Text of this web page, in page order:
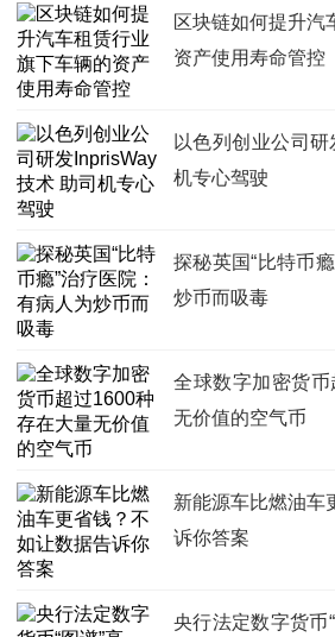
区块链如何提升汽
资产使用寿命管控
以色列创业公司研
机专心驾驶
探秘英国“比特币
炒币而吸毒
全球数字加密货
无价值的空气币
新能源车比燃油车
诉你答案
央行法定数字货币